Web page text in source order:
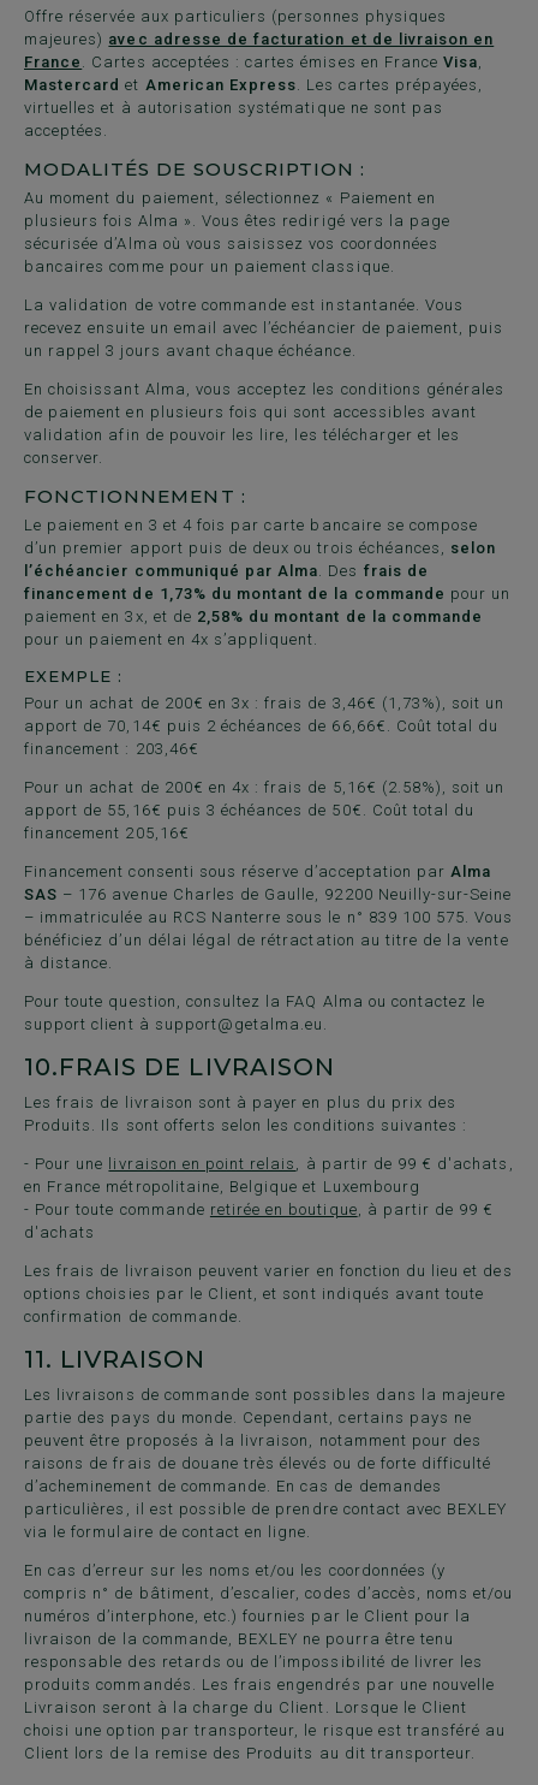
Offre réservée aux particuliers (personnes physiques
majeures) avec adresse de facturation et de livraison en
France . Cartes acceptées : cartes émises en FranceVisa,
Mastercard et American Express. Les cartes prépayées,
virtuelles et à autorisation systématique ne sont pas
acceptées.
MODALITÉS DE SOUSCRIPTION :
Au moment du paiement, sélectionnez « Paiement en
plusieurs fois Alma ». Vous êtes redirigé vers la page
sécurisée d’Alma où vous saisissez vos coordonnées
bancaires comme pour un paiement classique.
La validation de votre commande est instantanée. Vous
recevez ensuite un email avec l’échéancier de paiement, puis
un rappel 3 jours avant chaque échéance.
En choisissant Alma, vous acceptez les conditions générales
de paiement en plusieurs fois qui sont accessibles avant
validation afin de pouvoir les lire, les télécharger et les
conserver.
FONCTIONNEMENT :
Le paiement en 3 et 4 fois par carte bancaire se compose
d’un premier apport puis de deux ou trois échéances, selon
l’échéancier communiqué par Alma. Des frais de
financement de 1,73% du montant de la commande pour un
paiement en 3x, et de 2,58% du montant de la commande
pour un paiement en 4x s’appliquent.
EXEMPLE :
Pour un achat de 200€ en 3x : frais de 3,46€ (1,73%), soit un
apport de 70,14€ puis 2 échéances de 66,66€. Coût total du
financement : 203,46€
Pour un achat de 200€ en 4x : frais de 5,16€ (2.58%), soit un
apport de 55,16€ puis 3 échéances de 50€. Coût total du
financement 205,16€
Financement consenti sous réserve d’acceptation parAlma
SAS – 176 avenue Charles de Gaulle, 92200 Neuilly-sur-Seine
– immatriculée au RCS Nanterre sous le n° 839 100 575. Vous
bénéficiez d’un délai légal de rétractation au titre de la vente
à distance.
Pour toute question, consultez la FAQ Alma ou contactez le
support client à support@getalma.eu .
10.FRAIS DE LIVRAISON
Les frais de livraison sont à payer en plus du prix des
Produits. Ils sont offerts selon les conditions suivantes :
- Pour une livraison en point relais , à partir de 99 € d'achats,
en France métropolitaine, Belgique et Luxembourg
- Pour toute commande retirée en boutique, à partir de 99 €
d'achats
Les frais de livraison peuvent varier en fonction du lieu et des
options choisies par le Client, et sont indiqués avant toute
confirmation de commande.
11. LIVRAISON
Les livraisons de commande sont possibles dans la majeure
partie des pays du monde. Cependant, certains pays ne
peuvent être proposés à la livraison, notamment pour des
raisons de frais de douane très élevés ou de forte difficulté
d’acheminement de commande. En cas de demandes
particulières, il est possible de prendre contact avec BEXLEY
via leformulaire de contacten ligne.
En cas d’erreur sur les noms et/ou les coordonnées (y
compris n° de bâtiment, d’escalier, codes d’accès, noms et/ou
numéros d’interphone, etc.) fournies par le Client pour la
livraison de la commande, BEXLEY ne pourra être tenu
responsable des retards ou de l’impossibilité de livrer les
produits commandés. Les frais engendrés par une nouvelle
Livraison seront à la charge du Client. Lorsque le Client
choisi une option par transporteur, le risque est transféré au
Client lors de la remise des Produits au dit transporteur.